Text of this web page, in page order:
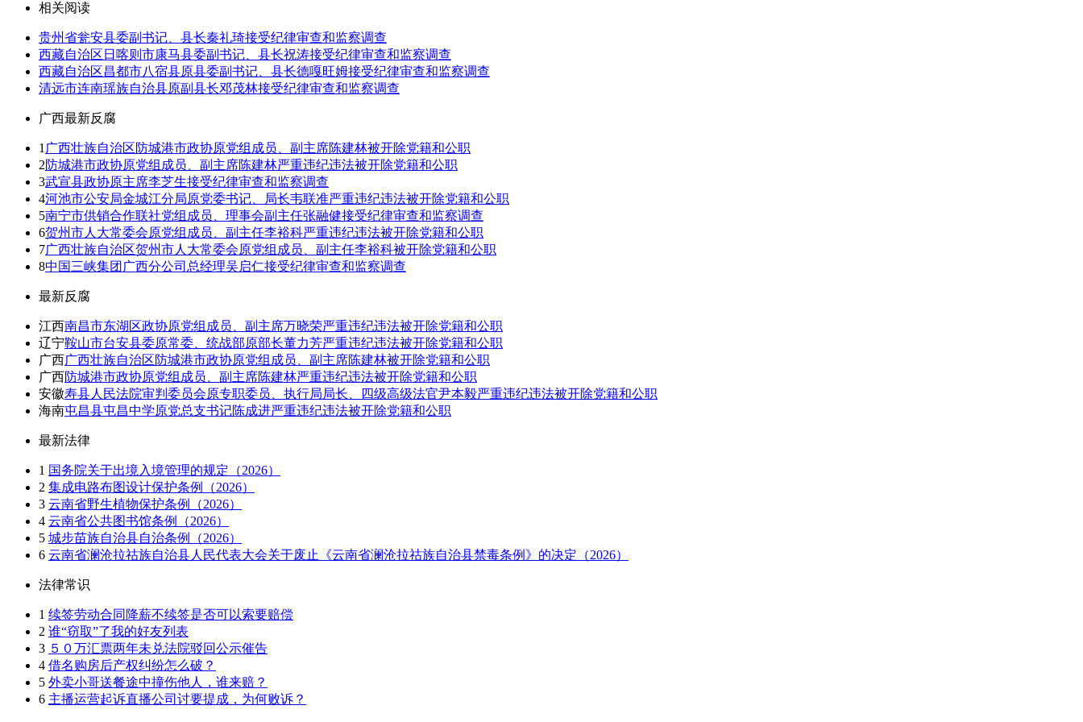
相关阅读
贵州省瓮安县委副书记、县长秦礼琦接受纪律审查和监察调查
西藏自治区日喀则市康马县委副书记、县长祝涛接受纪律审查和监察调查
西藏自治区昌都市八宿县原县委副书记、县长德嘎旺姆接受纪律审查和监察调查
清远市连南瑶族自治县原副县长邓茂林接受纪律审查和监察调查
广西最新反腐
1 广西壮族自治区防城港市政协原党组成员、副主席陈建林被开除党籍和公职
2防城港市政协原党组成员、副主席陈建林严重违纪违法被开除党籍和公职
3武宣县政协原主席李芝生接受纪律审查和监察调查
4河池市公安局金城江分局原党委书记、局长韦联准严重违纪违法被开除党籍和公职
5南宁市供销合作联社党组成员、理事会副主任张融健接受纪律审查和监察调查
6贺州市人大常委会原党组成员、副主任李裕科严重违纪违法被开除党籍和公职
7广西壮族自治区贺州市人大常委会原党组成员、副主任李裕科被开除党籍和公职
8中国三峡集团广西分公司总经理吴启仁接受纪律审查和监察调查
最新反腐
江西南昌市东湖区政协原党组成员、副主席万晓荣严重违纪违法被开除党籍和公职
辽宁鞍山市台安县委原常委、统战部原部长董力芳严重违纪违法被开除党籍和公职
广西广西壮族自治区防城港市政协原党组成员、副主席陈建林被开除党籍和公职
广西防城港市政协原党组成员、副主席陈建林严重违纪违法被开除党籍和公职
安徽寿县人民法院审判委员会原专职委员、执行局局长、四级高级法官尹本毅严重违纪违法被开除党籍和公职
海南屯昌县屯昌中学原党总支书记陈成进严重违纪违法被开除党籍和公职
最新法律
1 国务院关于出境入境管理的规定（2026）
2 集成电路布图设计保护条例（2026）
3 云南省野生植物保护条例（2026）
4 云南省公共图书馆条例（2026）
5 城步苗族自治县自治条例（2026）
6 云南省澜沧拉祜族自治县人民代表大会关于废止《云南省澜沧拉祜族自治县禁毒条例》的决定（2026）
法律常识
1 续签劳动合同降薪不续签是否可以索要赔偿
2 谁“窃取”了我的好友列表
3 ５０万汇票两年未兑法院驳回公示催告
4 借名购房后产权纠纷怎么破？
5 外卖小哥送餐途中撞伤他人，谁来赔？
6 主播运营起诉直播公司讨要提成，为何败诉？